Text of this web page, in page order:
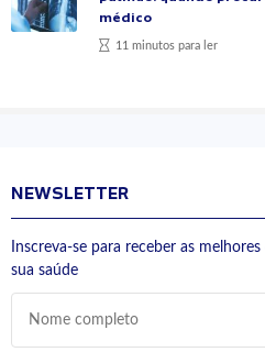
médico
11 minutos para ler
NEWSLETTER
Inscreva-se para receber as
sua saúde